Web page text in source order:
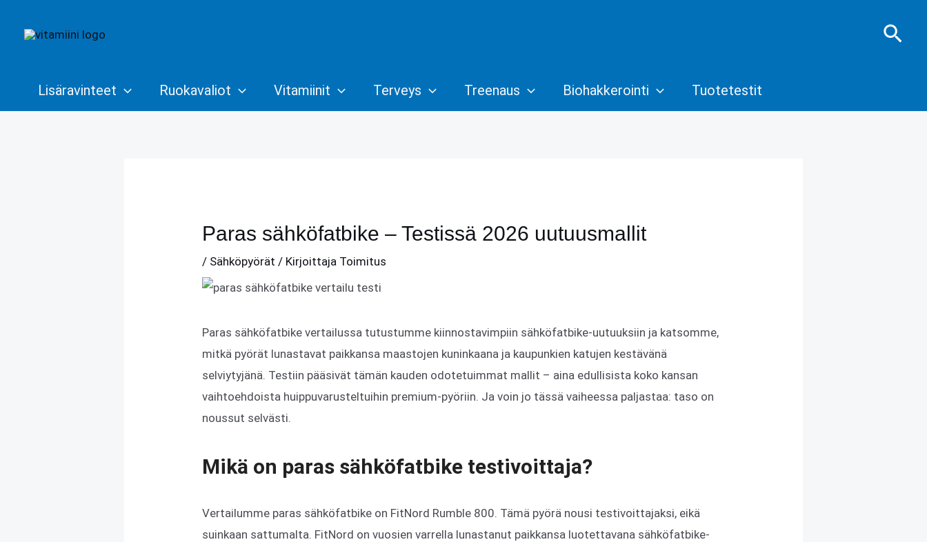
sisältöön
Hae
Lisäravinteet Ruokavaliot Vitamiinit Terveys Treenaus Biohakkerointi Tuotetestit
Paras sähköfatbike – Testissä 2026 uutuusmallit
/ Sähköpyörät / Kirjoittaja Toimitus
Paras sähköfatbike vertailussa tutustumme kiinnostavimpiin sähköfatbike-uutuuksiin ja katsomme,
mitkä pyörät lunastavat paikkansa maastojen kuninkaana ja kaupunkien katujen kestävänä
selviytyjänä. Testiin pääsivät tämän kauden odotetuimmat mallit – aina edullisista koko kansan
vaihtoehdoista huippuvarusteltuihin premium-pyöriin. Ja voin jo tässä vaiheessa paljastaa: taso on
noussut selvästi.
Mikä on paras sähköfatbike testivoittaja?
Vertailumme paras sähköfatbike on FitNord Rumble 800. Tämä pyörä nousi testivoittajaksi, eikä
suinkaan sattumalta. FitNord on vuosien varrella lunastanut paikkansa luotettavana sähköfatbike-